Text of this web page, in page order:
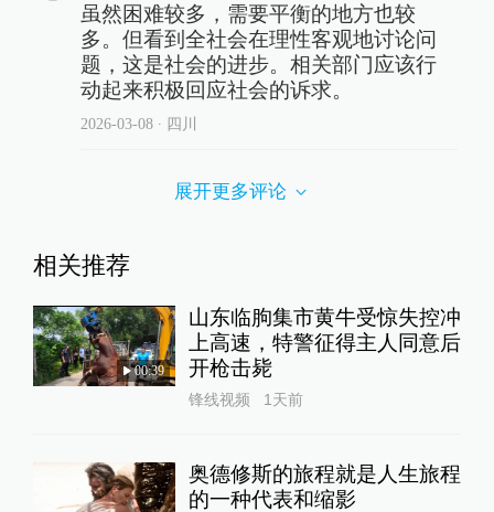
虽然困难较多，需要平衡的地方也较
多。但看到全社会在理性客观地讨论问
题，这是社会的进步。相关部门应该行
动起来积极回应社会的诉求。
2026-03-08∙ 四川
展开更多评论
相关推荐
00:39
山东临朐集市黄牛受惊失控冲
上高速，特警征得主人同意后
开枪击毙
锋线视频 1天前
奥德修斯的旅程就是人生旅程
的一种代表和缩影